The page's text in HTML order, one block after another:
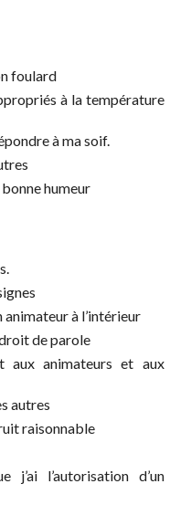
foulard
à la température
à ma soif.
humeur
animateur à l’intérieur
de parole
aux animateurs et aux
autres
raisonnable
l’autorisation d’un